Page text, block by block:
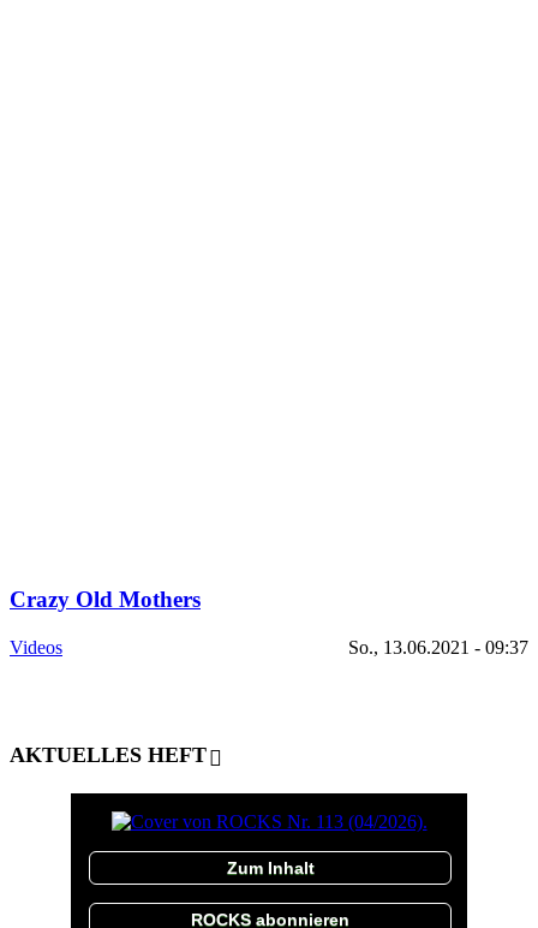
Crazy Old Mothers
Videos So., 13.06.2021 - 09:37
AKTUELLES HEFT
Zum Inhalt
ROCKS abonnieren